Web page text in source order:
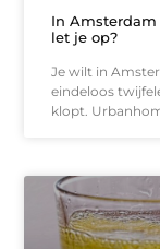
In
let je op?
Je wilt in
eindeloos
klopt.